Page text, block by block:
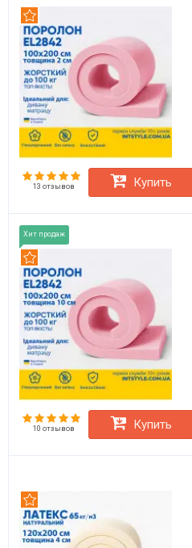
13 отзывов Купить
Хит продаж
10 отзывов Купить